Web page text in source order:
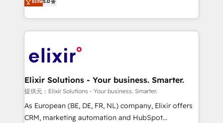
revenue automation 🏢 Real Estate: deal pipelines;
portfolio and lifecycle management 🏭
HIPAA-aware; CASL-compliant; GDPR-ready
implementations where required 💡 Why 500+
built to scale.
market B2B companies globally that want a strategic
approach to execute their goals through creative
applications of our solutions; Technical HubSpot
Design, Migrations + Integrations. Mole Street’s
greatness, which is achieved through creating
absolute clarity, derived from a well-defined
strategy, executed well, and reported on with clear
results. The culture is driven by core values; Joy, Grit,
Elite5.0
Elixir Solutions - Your business. Smarter.
提供元：Elixir Solutions - Your business. Smarter.
As European (BE, DE, FR, NL) company, Elixir offers
CRM, marketing automation and HubSpot